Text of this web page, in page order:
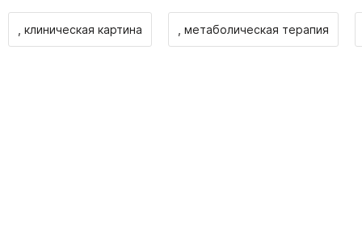
, клиническая картина , метаболическая терапия